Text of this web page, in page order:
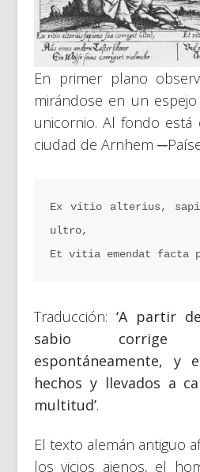
En primer plano
mirándose en un
unicornio. Al fondo está
ciudad de Arnhem
Ex vitio alterius,
ultro,
Et vitia emendat facta
Traducción: ‘A partir
sabio
espontáneamente, y
hechos y llevados a
multitud’.
El texto alemán antiguo
los vicios ajenos, el